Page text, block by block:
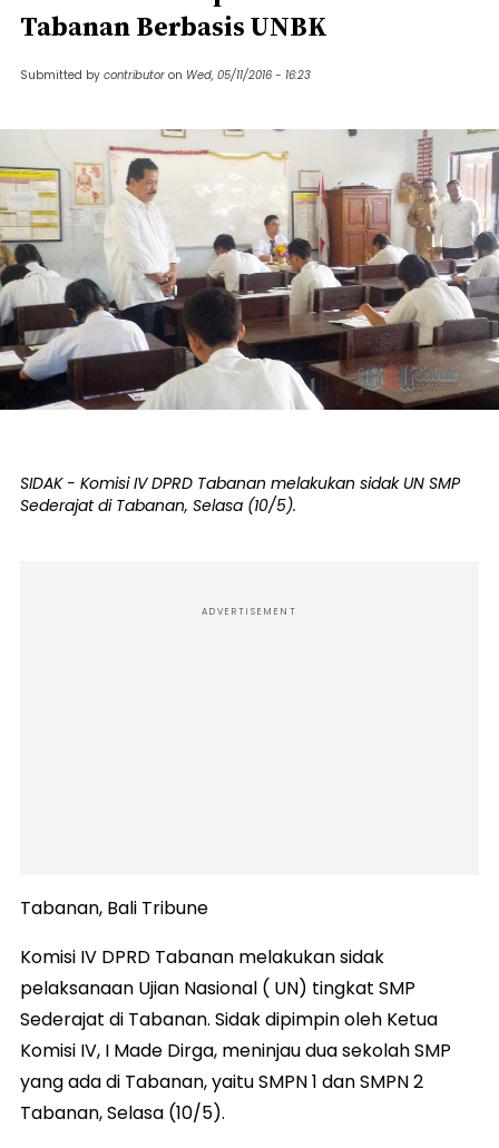
Tabanan Berbasis UNBK
Submitted by contributor on Wed, 05/11/2016 - 16:23
SIDAK - Komisi IV DPRD Tabanan melakukan sidak UN SMP
Sederajat di Tabanan, Selasa (10/5).
ADVERTISEMENT
Tabanan, Bali Tribune
Komisi IV DPRD Tabanan melakukan sidak
pelaksanaan Ujian Nasional ( UN) tingkat SMP
Sederajat di Tabanan. Sidak dipimpin oleh Ketua
Komisi IV, I Made Dirga, meninjau dua sekolah SMP
yang ada di Tabanan, yaitu SMPN 1 dan SMPN 2
Tabanan, Selasa (10/5).